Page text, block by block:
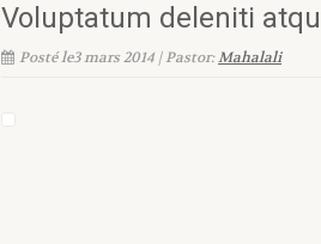
Voluptatum deleniti
Posté le3 mars 2014 | Pastor:Mahalali